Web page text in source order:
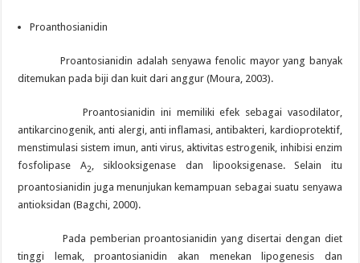
Proanthosianidin
Proantosianidin adalah senyawa fenolic mayor yang banyak
ditemukan pada biji dan kuit dari anggur (Moura, 2003).
Proantosianidin ini memiliki efek sebagai vasodilator,
antikarcinogenik, anti alergi, anti inflamasi, antibakteri, kardioprotektif,
menstimulasi sistem imun, anti virus, aktivitas estrogenik, inhibisi enzim
fosfolipase A2, siklooksigenase dan lipooksigenase. Selain itu
proantosianidin juga menunjukan kemampuan sebagai suatu senyawa
antioksidan (Bagchi, 2000).
Pada pemberian proantosianidin yang disertai dengan diet
tinggi lemak, proantosianidin akan menekan lipogenesis dan